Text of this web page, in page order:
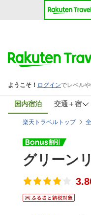
国内宿泊 交通＋宿
楽天トラベルトップ
グリーン